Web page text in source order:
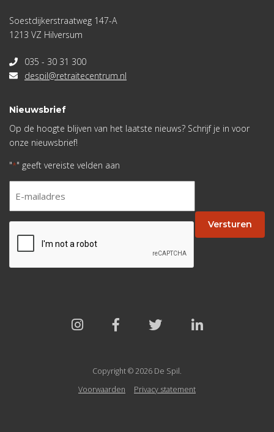
Soestdijkerstraatweg 147-A
1213 VZ Hilversum
035 - 30 31 300
despil@retraitecentrum.nl
Nieuwsbrief
Op de hoogte blijven van het laatste nieuws? Schrijf je in voor
onze nieuwsbrief!
"*" geeft vereiste velden aan
* Versturen
Copyright © 2026 De Spil.
Voorwaarden
Privacy statement